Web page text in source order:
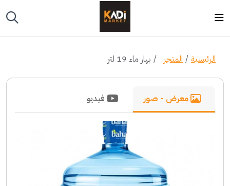
الرئيسية المتجر بهار ماء 19 لتر
معرض - صور فيديو